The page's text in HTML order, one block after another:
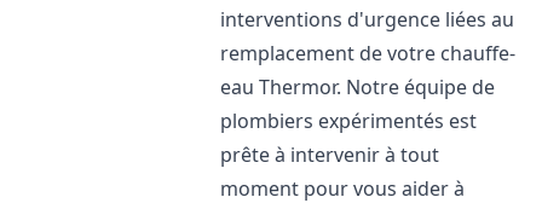
interventions d'urgence liées au
remplacement de votre chauffe-
eau Thermor. Notre équipe de
plombiers expérimentés est
prête à intervenir à tout
moment pour vous aider à